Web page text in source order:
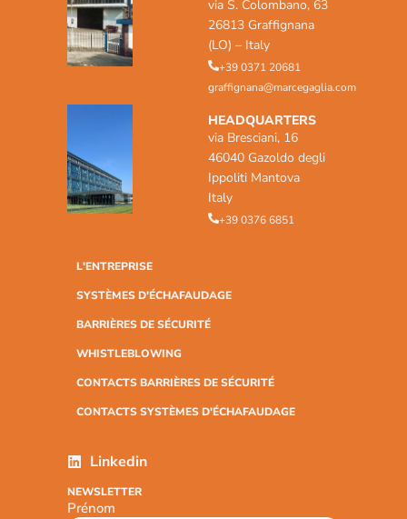
via S. Colombano, 63
26813 Graffignana
(LO) – Italy
+39 0371 20681
graffignana@marcegaglia.com
HEADQUARTERS
via Bresciani, 16
46040 Gazoldo degli
Ippoliti Mantova
Italy
+39 0376 6851
L'ENTREPRISE
SYSTÈMES D'ÉCHAFAUDAGE
BARRIÈRES DE SÉCURITÉ
WHISTLEBLOWING
CONTACTS BARRIÈRES DE SÉCURITÉ
CONTACTS SYSTÈMES D'ÉCHAFAUDAGE
Linkedin
NEWSLETTER
Prénom